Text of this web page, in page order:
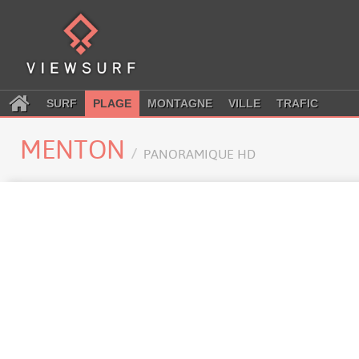
SURF PLAGE MONTAGNE VILLE TRAFIC
MENTON PANORAMIQUE HD